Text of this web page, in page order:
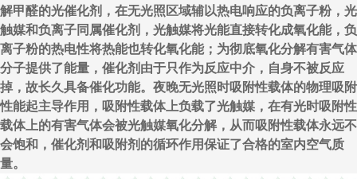
解甲醛的光催化剂，在无光照区域辅以热电响应的负离子粉，光
触媒和负离子同属催化剂，光触媒将光能直接转化成氧化能，负
离子粉的热电性将热能也转化氧化能；为彻底氧化分解有害气体
分子提供了能量，催化剂由于只作为反应中介，自身不被反应
掉，故长久具备催化功能。夜晚无光照时吸附性载体的物理吸附
性能起主导作用，吸附性载体上负载了光触媒，在有光时吸附性
载体上的有害气体会被光触媒氧化分解，从而吸附性载体永远不
会饱和，催化剂和吸附剂的循环作用保证了合格的室内空气质
量。